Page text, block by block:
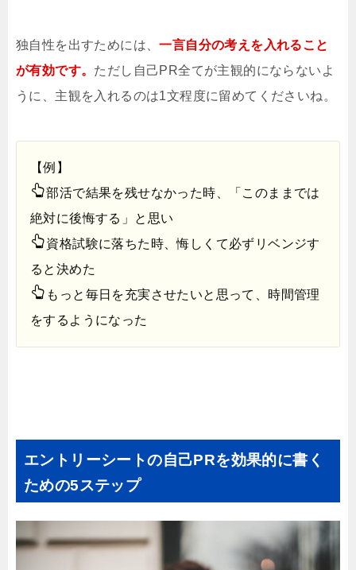
独自性を出すためには、一言自分の考えを入れること
が有効です。 ただし自己PR全てが主観的にならないよ
うに、主観を入れるのは1文程度に留めてくださいね。
【例】
部活で結果を残せなかった時、「このままでは
絶対に後悔する」と思い
資格試験に落ちた時、悔しくて必ずリベンジす
ると決めた
もっと毎日を充実させたいと思って、時間管理
をするようになった
エントリーシートの自己PRを効果的に書く
ための5ステップ